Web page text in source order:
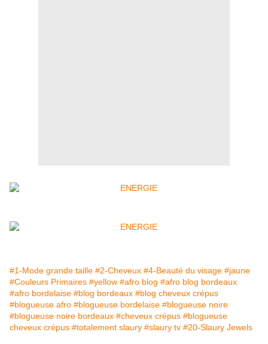
#1-Mode grande taille #2-Cheveux #4-Beauté du visage #jaune
#Couleurs Primaires #yellow #afro blog #afro blog bordeaux
#afro bordelaise #blog bordeaux #blog cheveux crépus
#blogueuse afro #blogueuse bordelaise #blogueuse noire
#blogueuse noire bordeaux #cheveux crépus #blogueuse
cheveux crépus #totalement slaury #slaury tv #20-Slaury Jewels